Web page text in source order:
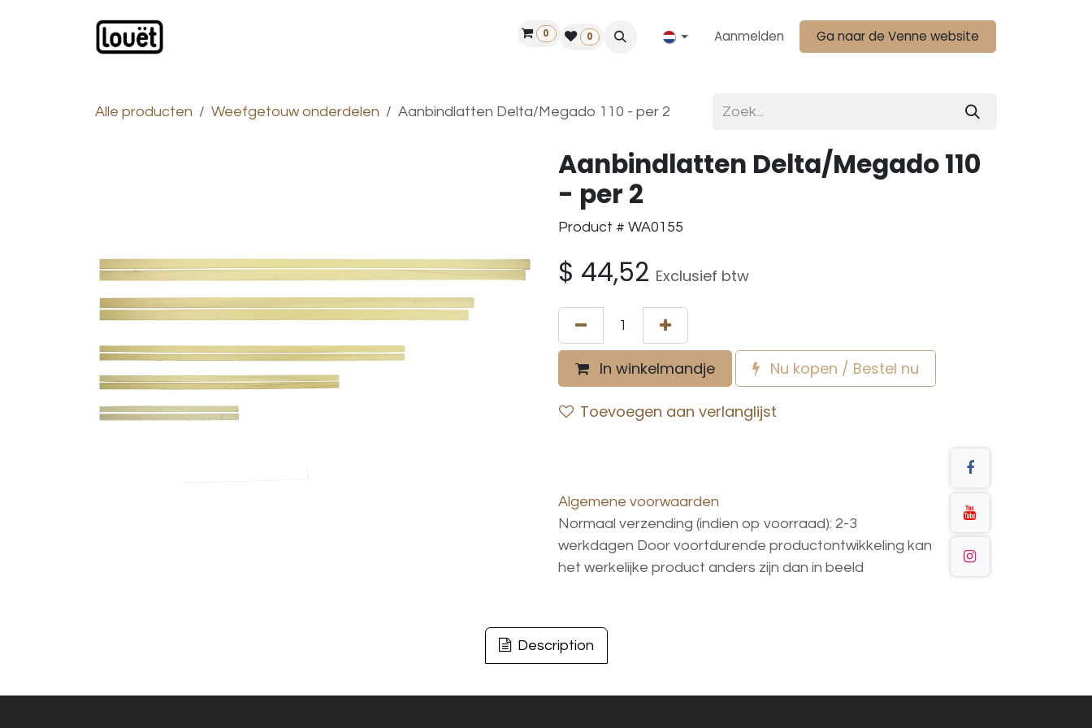
Vind een dealer
0 0 Aanmelden Ga naar de Venne website
Alle producten Weefgetouw onderdelen Aanbindlatten Delta/Megado 110 - per 2
Aanbindlatten Delta/Megado 110
- per 2
Product # WA0155
$ 44,52 Exclusief btw
In winkelmandje Nu kopen / Bestel nu
Toevoegen aan verlanglijst
Algemene voorwaarden
Normaal verzending (indien op voorraad): 2-3
werkdagen Door voortdurende productontwikkeling kan
het werkelijke product anders zijn dan in beeld
Description